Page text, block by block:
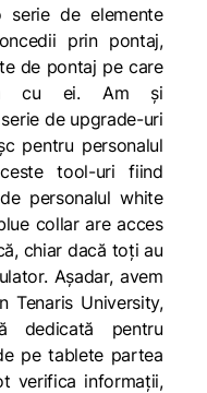
serie de elemente
prin pontaj,
de pontaj pe care
cu ei. Am și
de upgrade-uri
pentru personalul
tool-uri fiind
personalul white
collar are acces
chiar dacă toți au
Așadar, avem
Tenaris University,
dedicată pentru
pe tablete partea
verifica informații,